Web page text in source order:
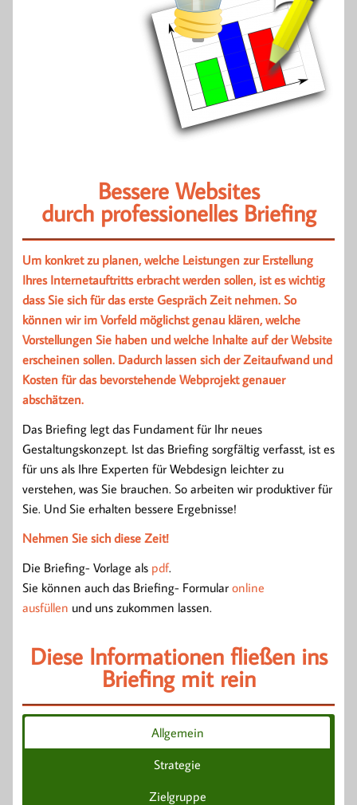
Bessere Websites
durch professionelles Briefing
Um konkret zu planen, welche Leistungen zur Erstellung
Ihres Internetauftritts erbracht werden sollen, ist es wichtig
dass Sie sich für das erste Gespräch Zeit nehmen. So
können wir im Vorfeld möglichst genau klären, welche
Vorstellungen Sie haben und welche Inhalte auf der Website
erscheinen sollen. Dadurch lassen sich der Zeitaufwand und
Kosten für das bevorstehende Webprojekt genauer
abschätzen.
Das Briefing legt das Fundament für Ihr neues
Gestaltungskonzept. Ist das Briefing sorgfältig verfasst, ist es
für uns als Ihre Experten für Webdesign leichter zu
verstehen, was Sie brauchen. So arbeiten wir produktiver für
Sie. Und Sie erhalten bessere Ergebnisse!
Nehmen Sie sich diese Zeit!
Die Briefing- Vorlage als pdf.
Sie können auch das Briefing- Formular online
ausfüllen und uns zukommen lassen.
Diese Informationen fließen ins
Briefing mit rein
Allgemein
Strategie
Zielgruppe